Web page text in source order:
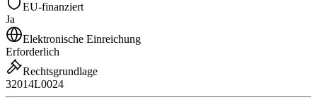
EU-finanziert
Ja
Elektronische Einreichung
Erforderlich
Rechtsgrundlage
32014L0024